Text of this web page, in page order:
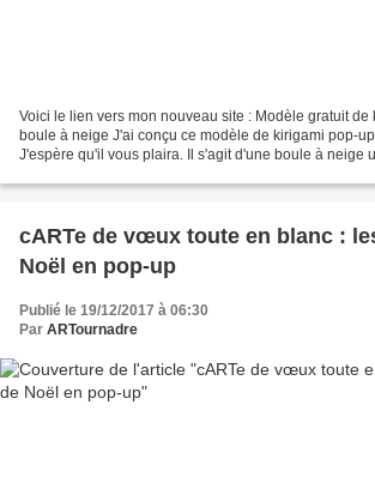
Voici le lien vers mon nouveau site : Modèle gratuit de
boule à neige J'ai conçu ce modèle de kirigami pop-
J'espère qu'il vous plaira. Il s'agit d'une boule à neige
cARTe de vœux toute en blanc :
Noël en pop-up
Publié le 19/12/2017 à 06:30
Par ARTournadre